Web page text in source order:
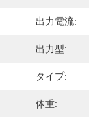
出力電流:
出力型:
タイプ:
体重: